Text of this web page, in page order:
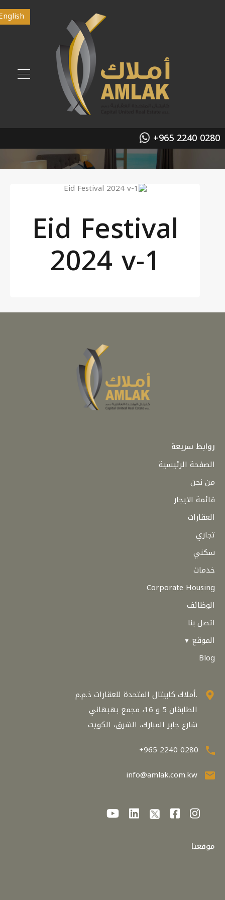
+965 2240 0280
Eid Festival
2024 v-1
روابط سريعة
الصفحة الرئيسية
من نحن
قائمة الايجار
العقارات
تجاري
سكني
خدمات
Corporate Housing
الوظائف
اتصل بنا
الموقع
Blog
أملاك كابيتال المتحدة للعقارات ذ.م.م.
الطابقان 5 و 16، مجمع بهبهاني
شارع جابر المبارك، الشرق، الكويت
+965 2240 0280
info@amlak.com.kw
موقعنا